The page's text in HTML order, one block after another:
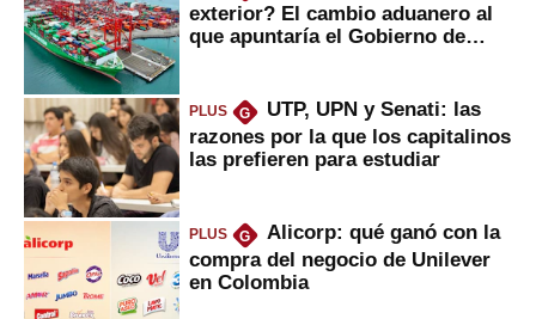
exterior? El cambio aduanero al
que apuntaría el Gobierno de
PLUS G
UTP, UPN y Senati: las
razones por la que los capitalinos
las prefieren para estudiar
PLUS G
Alicorp: qué ganó con la
compra del negocio de Unilever
en Colombia